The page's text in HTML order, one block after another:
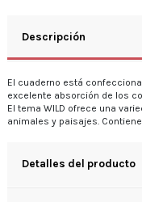
Descripción
El cuaderno está
excelente absorción de los
El tema WILD ofrece una
animales y paisajes.
Detalles del producto